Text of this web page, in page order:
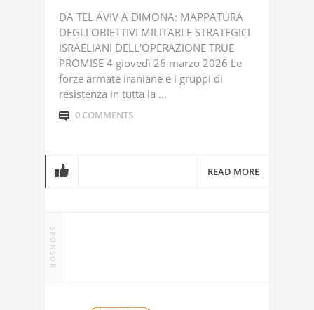
DA TEL AVIV A DIMONA: MAPPATURA
DEGLI OBIETTIVI MILITARI E STRATEGICI
ISRAELIANI DELL'OPERAZIONE TRUE
PROMISE 4 giovedì 26 marzo 2026 Le
forze armate iraniane e i gruppi di
resistenza in tutta la ...
0 COMMENTS
READ MORE
SPONSOR